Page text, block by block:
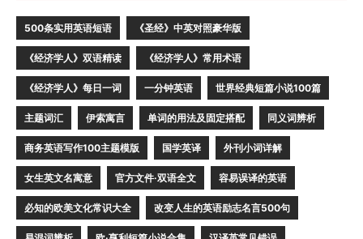
500条实用英语短语 《圣经》中英对照豪华版
《经济学人》双语精读 《经济学人》常用术语
《经济学人》每日一词 一分钟英语 世界经典短篇小说100篇
主题词汇 伊索寓言 单词的用法及固定搭配 同义词辨析
商务英语写作100主题模版 国学英译 外刊小词详解
女生英文名寓意 官方文件·双语全文 容易误译的英语
必知的欧美文化常识大全 改变人生的英语励志名言500句